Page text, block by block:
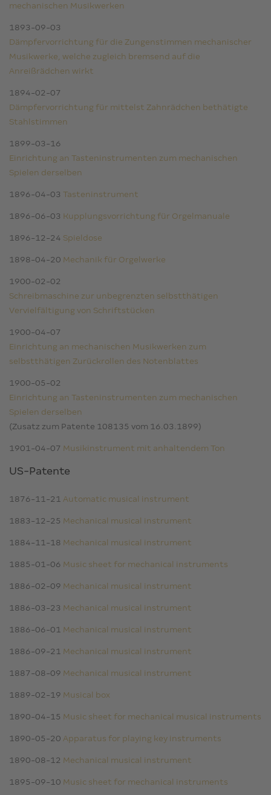
mechanischen Musikwerken
1893-09-03
Dämpfervorrichtung für die Zungenstimmen mechanischer
Musikwerke, welche zugleich bremsend auf die
Anreißrädchen wirkt
1894-02-07
Dämpfervorrichtung für mittelst Zahnrädchen bethätigte
Stahlstimmen
1899-03-16
Einrichtung an Tasteninstrumenten zum mechanischen
Spielen derselben
1896-04-03 Tasteninstrument
1896-06-03 Kupplungsvorrichtung für Orgelmanuale
1896-12-24 Spieldose
1898-04-20 Mechanik für Orgelwerke
1900-02-02
Schreibmaschine zur unbegrenzten selbstthätigen
Vervielfältigung von Schriftstücken
1900-04-07
Einrichtung an mechanischen Musikwerken zum
selbstthätigen Zurückrollen des Notenblattes
1900-05-02
Einrichtung an Tasteninstrumenten zum mechanischen
Spielen derselben
(Zusatz zum Patente 108135 vom 16.03.1899)
1901-04-07 Musikinstrument mit anhaltendem Ton
US-Patente
1876-11-21 Automatic musical instrument
1883-12-25 Mechanical musical instrument
1884-11-18 Mechanical musical instrument
1885-01-06 Music sheet for mechanical instruments
1886-02-09 Mechanical musical instrument
1886-03-23 Mechanical musical instrument
1886-06-01 Mechanical musical instrument
1886-09-21 Mechanical musical instrument
1887-08-09 Mechanical musical instrument
1889-02-19 Musical box
1890-04-15 Music sheet for mechanical musical instruments
1890-05-20 Apparatus for playing key instruments
1890-08-12 Mechanical musical instrument
1895-09-10 Music sheet for mechanical instruments